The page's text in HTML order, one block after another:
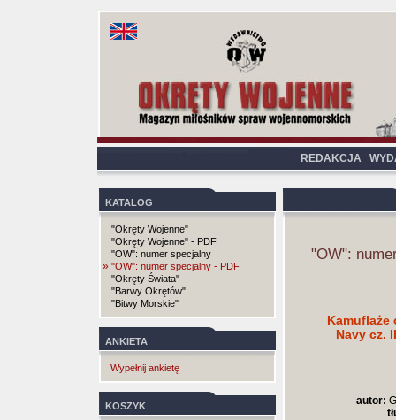
REDAKCJA
KATALOG
"Okręty Wojenne"
"Okręty Wojenne" - PDF
"OW": numer specjalny
» "OW": numer specjalny - PDF
"Okręty Świata"
"Barwy Okrętów"
"Bitwy Morskie"
ANKIETA
Wypełnij ankietę
KOSZYK
"OW":
Kamuflaże
Navy cz.
autor: